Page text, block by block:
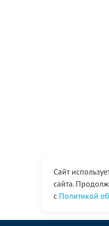
Сайт
сайта.
с Политикой